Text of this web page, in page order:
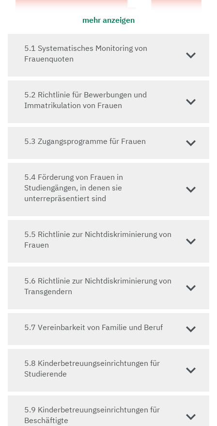
verzeichnet die Universität Bayreuth seit Jahren ein
Querschnittsaufgabe auf allen Ebenen begreift, sorgt
die Hochschulleitung mit gezielten Entscheidungen
dafür, diese Ausgeglichenheit auch unter Lehrenden
Hochschulleitung in der Umsetzung der
Chancengleichheit für die Geschlechter. Um die
und Diversity geschaffen, welche das Bewusstsein
der Campusgemeinschaft aktiv für dieses Thema
mehr anzeigen
5.1 Systematisches Monitoring von
Frauenquoten
5.2 Richtlinie für Bewerbungen und
Immatrikulation von Frauen
5.3 Zugangsprogramme für Frauen
5.4 Förderung von Frauen in
Studiengängen, in denen sie
unterrepräsentiert sind
5.5 Richtlinie zur Nichtdiskriminierung von
Frauen
5.6 Richtlinie zur Nichtdiskriminierung von
Transgendern
5.7 Vereinbarkeit von Familie und Beruf
5.8 Kinderbetreuungseinrichtungen für
Studierende
5.9 Kinderbetreuungseinrichtungen für
Beschäftigte